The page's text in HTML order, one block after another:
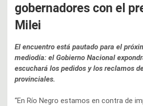
gobernadores con el
Milei
El encuentro está pautado para el
mediodía: el Gobierno Nacional
escuchará los pedidos y los reclamos
provinciales.
“En Río Negro estamos en contra de